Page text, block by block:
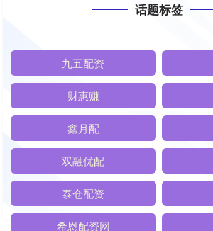
话题标签
九五配资
财惠赚
鑫月配
双融优配
泰仓配资
希恩配资网